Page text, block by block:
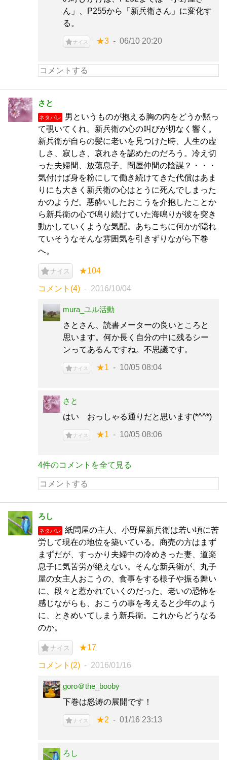
ん」、P255から「新兵衛さん」に変化す
る。
ナイス ★3 06/10 20:20
さと
ネタバレ
男というものが抱える胸の内をどうか黙っ
て覗いてくれ。新兵衛の心の叫びが切なく響く。
新兵衛が自らの髪に老いを見つけた時、人生の虚
しさ、寂しさ、哀れさを認めたのだろう。冷え切
った夫婦間、放蕩息子、問屋仲間の陰謀？・・・
気付けば身を粉にして働き続けてきた代償はあま
りにも大きく新兵衛の心はとうに死んでしまった
かのようだ。悪酔いしたおこうを介抱したことか
ら新兵衛の心で鳴り続けていた海鳴りが彼を突き
動かしていくような気配。あちこちに何かが隠れ
ていそうなそんな雰囲気を引きずりながら下巻
へ。
ナイス ★104
コメント(4) 2016/10/04
mura_ユル活動
さとさん、読書メーターの良いところと
思います。何か長く自分の中に残るシー
ンってあるんですね。不思議です。
ナイス ★1 10/05 08:04
さと
はい おっしゃる通りだと思います(*^^*)
ナイス ★1 10/05 08:06
4件のコメントを全て見る
ろし
ネタバレ
紙問屋の主人、小野屋新兵衛は若い頃に苦
労して現在の地位を築いている。商売の方はまず
まずだが、すっかり夫婦中の冷めきった妻、道楽
息子に気苦労が絶えない。そんな新兵衛が、丸子
屋の女主人おこうの、食事をする様子や振る舞い
に、段々と惹かれていくのだった。老いの恐怖を
感じながらも、おこうの事を考えると少年のよう
に、ときめいてしまう新兵衛。これからどうなる
のか。
ナイス ★17
コメント(2) 2016/01/16
goro＠the_booby
下巻は怒涛の展開です！
ナイス ★2 01/16 23:13
ろし